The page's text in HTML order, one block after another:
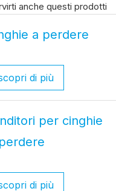
anche questi prodotti
a perdere
di più
per cinghie
di più